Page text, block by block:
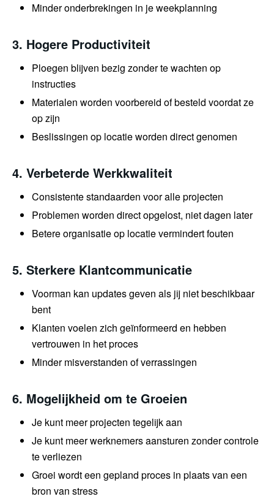
Minder onderbrekingen in je weekplanning
3. Hogere Productiviteit
Ploegen blijven bezig zonder te wachten op
instructies
Materialen worden voorbereid of besteld voordat ze
op zijn
Beslissingen op locatie worden direct genomen
4. Verbeterde Werkkwaliteit
Consistente standaarden voor alle projecten
Problemen worden direct opgelost, niet dagen later
Betere organisatie op locatie vermindert fouten
5. Sterkere Klantcommunicatie
Voorman kan updates geven als jij niet beschikbaar
bent
Klanten voelen zich geïnformeerd en hebben
vertrouwen in het proces
Minder misverstanden of verrassingen
6. Mogelijkheid om te Groeien
Je kunt meer projecten tegelijk aan
Je kunt meer werknemers aansturen zonder controle
te verliezen
Groei wordt een gepland proces in plaats van een
bron van stress